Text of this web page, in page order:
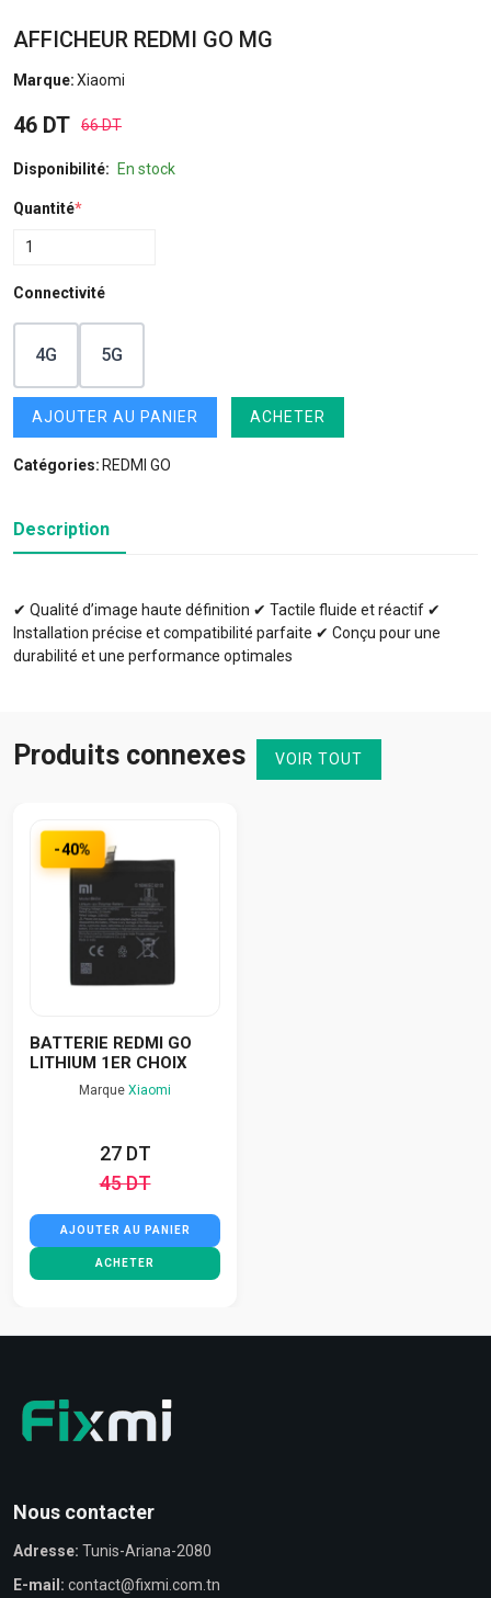
AFFICHEUR REDMI GO MG
Marque:Xiaomi
46 DT 66 DT
Disponibilité: En stock
Quantité*
Connectivité
4G 5G
AJOUTER AU PANIER ACHETER
Catégories: REDMI GO
Description
✔ Qualité d’image haute définition ✔ Tactile fluide et réactif ✔
Installation précise et compatibilité parfaite ✔ Conçu pour une
durabilité et une performance optimales
Produits connexes VOIR TOUT
-40%
BATTERIE REDMI GO
LITHIUM 1ER CHOIX
Marque Xiaomi
27 DT
45 DT
AJOUTER AU PANIER
ACHETER
Nous contacter
Adresse: Tunis-Ariana-2080
E-mail: contact@fixmi.com.tn